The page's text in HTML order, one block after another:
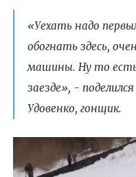
«Уехать надо
обогнать здесь,
машины. Ну то
заезде», -
Удовенко, гонщик.